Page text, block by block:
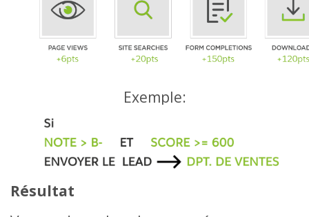
Exemple:
Résultat